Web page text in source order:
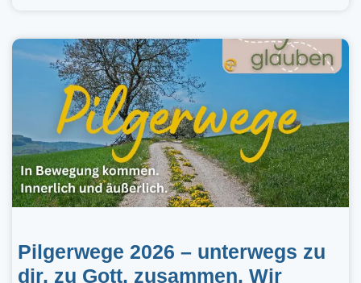
Pilgerwege 2026 – unterwegs zu
dir, zu Gott, zusammen. Wir